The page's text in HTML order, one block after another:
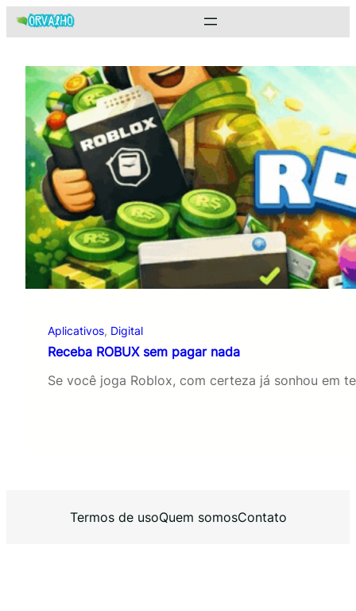
Pular
para
Aplicativos, Digital
Receba ROBUX sem pagar nada
Se você joga Roblox, com certeza já sonhou em
Termos de usoQuem somosContato